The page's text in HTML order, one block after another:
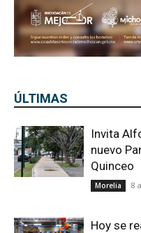
ÚLTIMAS
Invita
nuevo
Quinceo
Morelia 8
Hoy se